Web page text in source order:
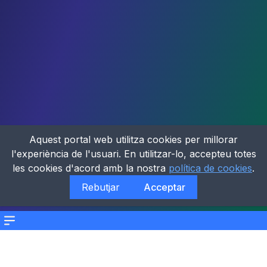
Menu
Aquest portal web utilitza cookies per millorar
l'experiència de l'usuari. En utilitzar-lo, accepteu totes
les cookies d'acord amb la nostra política de cookies.
Rebutjar
Acceptar